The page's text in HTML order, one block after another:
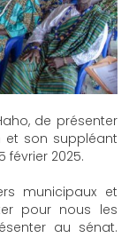
de présenter
et son suppléant
février 2025.
municipaux et
pour nous les
au sénat.